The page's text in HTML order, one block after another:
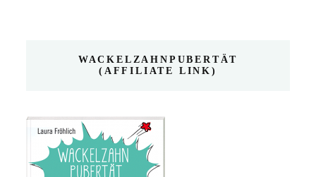
WACKELZAHNPUBERTÄT
(AFFILIATE LINK)